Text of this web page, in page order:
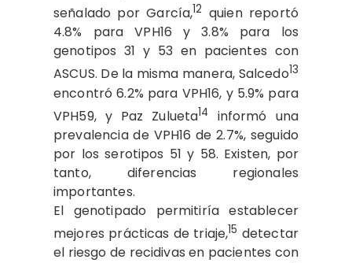
señalado por García,12 quien reportó
4.8% para VPH16 y 3.8% para los
genotipos 31 y 53 en pacientes con
ASCUS. De la misma manera, Salcedo13
encontró 6.2% para VPH16, y 5.9% para
VPH59, y Paz Zulueta14
informó una
prevalencia de VPH16 de 2.7%, seguido
por los serotipos 51 y 58. Existen, por
tanto, diferencias regionales
importantes.
El genotipado permitiría establecer
mejores prácticas de triaje,15 detectar
el riesgo de recidivas en pacientes con